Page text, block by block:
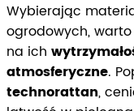
Wybierając
ogrodowych,
na ich
atmosferyczne.
technorattan,